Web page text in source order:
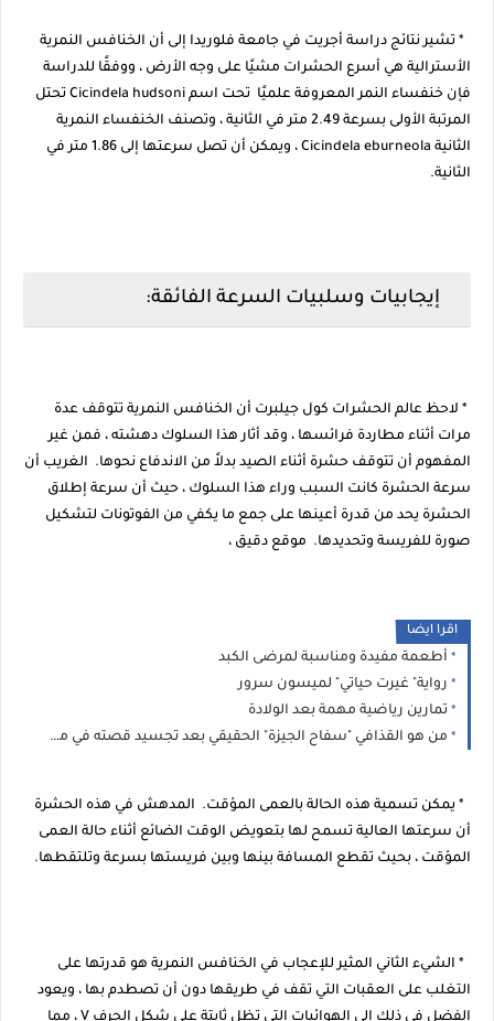
* تشير نتائج دراسة أجريت في جامعة فلوريدا إلى أن الخنافس النمرية
الأسترالية هي أسرع الحشرات مشيًا على وجه الأرض ، ووفقًا للدراسة
فإن خنفساء النمر المعروفة علميًا تحت اسم Cicindela hudsoni تحتل
المرتبة الأولى بسرعة 2.49 متر في الثانية ، وتصنف الخنفساء النمرية
الثانية Cicindela eburneola ، ويمكن أن تصل سرعتها إلى 1.86 متر في
الثانية.
إيجابيات وسلبيات السرعة الفائقة:
* لاحظ عالم الحشرات كول جيلبرت أن الخنافس النمرية تتوقف عدة
مرات أثناء مطاردة فرائسها ، وقد أثار هذا السلوك دهشته ، فمن غير
المفهوم أن تتوقف حشرة أثناء الصيد بدلاً من الاندفاع نحوها. الغريب أن
سرعة الحشرة كانت السبب وراء هذا السلوك ، حيث أن سرعة إطلاق
الحشرة يحد من قدرة أعينها على جمع ما يكفي من الفوتونات لتشكيل
صورة للفريسة وتحديدها. موقع دقيق ،
اقرا ايضا
أطعمة مفيدة ومناسبة لمرضى الكبد
رواية" غيرت حياتي" لميسون سرور
تمارين رياضية مهمة بعد الولادة
من هو القذافي "سفاح الجيزة" الحقيقي بعد تجسيد قصته في مسلسل ؟
* يمكن تسمية هذه الحالة بالعمى المؤقت. المدهش في هذه الحشرة
أن سرعتها العالية تسمح لها بتعويض الوقت الضائع أثناء حالة العمى
المؤقت ، بحيث تقطع المسافة بينها وبين فريستها بسرعة وتلتقطها.
* الشيء الثاني المثير للإعجاب في الخنافس النمرية هو قدرتها على
التغلب على العقبات التي تقف في طريقها دون أن تصطدم بها ، ويعود
الفضل في ذلك إلى الهوائيات التي تظل ثابتة على شكل الحرف V ، مما